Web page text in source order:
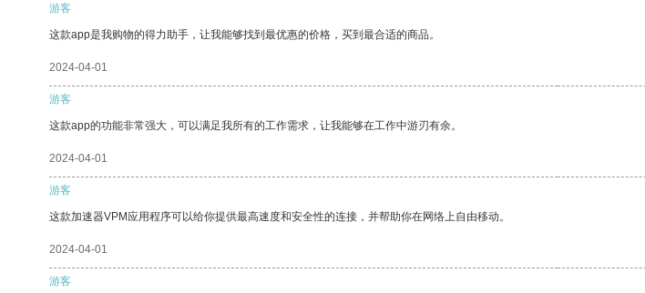
游客
这款app是我购物的得力助手，让我能够找到最优惠的价格，买到最合适的商品。
2024-04-01
游客
这款app的功能非常强大，可以满足我所有的工作需求，让我能够在工作中游刃有余。
2024-04-01
游客
这款加速器VPM应用程序可以给你提供最高速度和安全性的连接，并帮助你在网络上自由移动。
2024-04-01
游客